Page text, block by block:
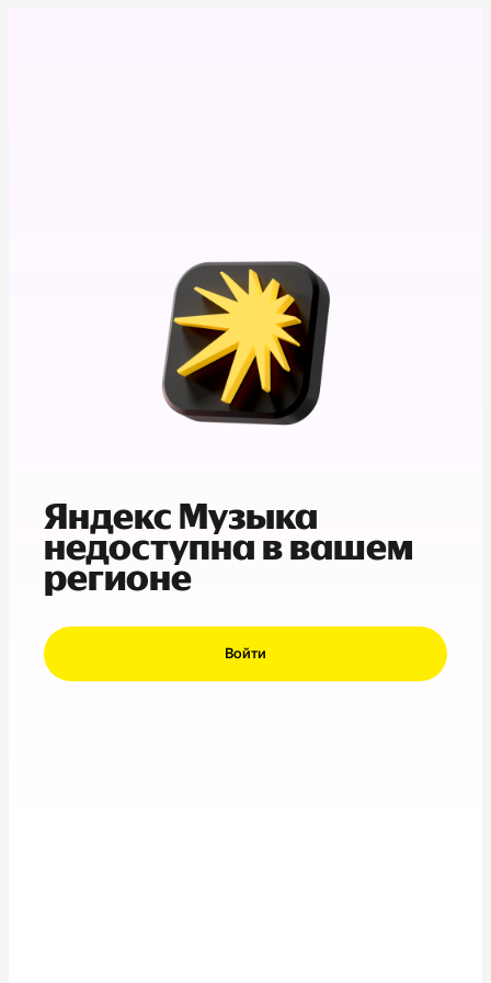
Яндекс Музыка
недоступна в вашем
регионе
Войти